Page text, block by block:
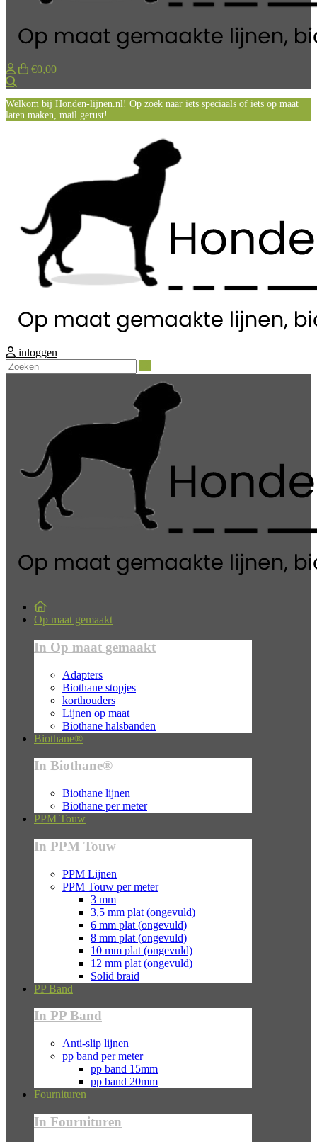
€0,00
Welkom bij Honden-lijnen.nl! Op zoek naar iets speciaals of iets op maat
laten maken, mail gerust!
inloggen
Op maat gemaakt
In Op maat gemaakt
Adapters
Biothane stopjes
korthouders
Lijnen op maat
Biothane halsbanden
Biothane®
In Biothane®
Biothane lijnen
Biothane per meter
PPM Touw
In PPM Touw
PPM Lijnen
PPM Touw per meter
3 mm
3,5 mm plat (ongevuld)
6 mm plat (ongevuld)
8 mm plat (ongevuld)
10 mm plat (ongevuld)
12 mm plat (ongevuld)
Solid braid
PP Band
In PP Band
Anti-slip lijnen
pp band per meter
pp band 15mm
pp band 20mm
Fournituren
In Fournituren